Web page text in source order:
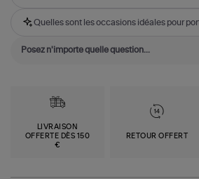
Quelles sont les occasions idéales pour
LIVRAISON
OFFERTE DÈS 150
€
RETOUR OFFERT